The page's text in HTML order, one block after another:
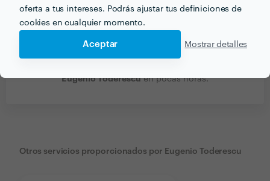
oferta a tus intereses. Podrás ajustar tus definiciones de
cookies en cualquier momento.
Aceptar Mostrar detalles
Eugenio Toderescuen pocas horas.
Otros servicios proporcionados por Eugenio Toderescu